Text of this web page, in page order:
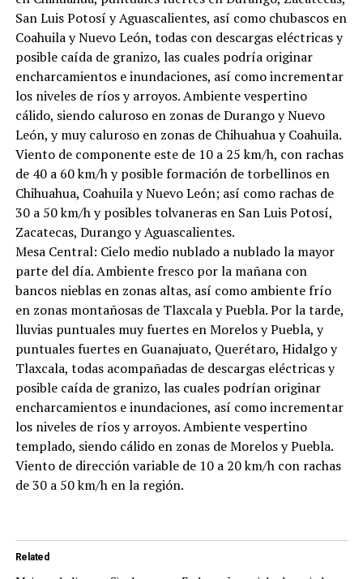
San Luis Potosí y Aguascalientes, así como chubascos en
Coahuila y Nuevo León, todas con descargas eléctricas y
posible caída de granizo, las cuales podría originar
encharcamientos e inundaciones, así como incrementar
los niveles de ríos y arroyos. Ambiente vespertino
cálido, siendo caluroso en zonas de Durango y Nuevo
León, y muy caluroso en zonas de Chihuahua y Coahuila.
Viento de componente este de 10 a 25 km/h, con rachas
de 40 a 60 km/h y posible formación de torbellinos en
Chihuahua, Coahuila y Nuevo León; así como rachas de
30 a 50 km/h y posibles tolvaneras en San Luis Potosí,
Zacatecas, Durango y Aguascalientes.
Mesa Central: Cielo medio nublado a nublado la mayor
parte del día. Ambiente fresco por la mañana con
bancos nieblas en zonas altas, así como ambiente frío
en zonas montañosas de Tlaxcala y Puebla. Por la tarde,
lluvias puntuales muy fuertes en Morelos y Puebla, y
puntuales fuertes en Guanajuato, Querétaro, Hidalgo y
Tlaxcala, todas acompañadas de descargas eléctricas y
posible caída de granizo, las cuales podrían originar
encharcamientos e inundaciones, así como incrementar
los niveles de ríos y arroyos. Ambiente vespertino
templado, siendo cálido en zonas de Morelos y Puebla.
Viento de dirección variable de 10 a 20 km/h con rachas
de 30 a 50 km/h en la región.
Related